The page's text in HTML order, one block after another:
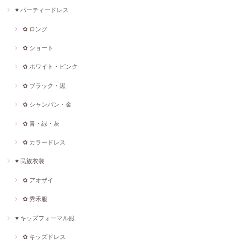
♥ パーティードレス
✿ ロング
✿ ショート
✿ ホワイト・ピンク
✿ ブラック・黒
✿ シャンパン・金
✿ 青・緑・灰
✿ カラードレス
♥ 民族衣装
✿ アオザイ
✿ 秀禾服
♥ キッズフォーマル服
✿ キッズドレス